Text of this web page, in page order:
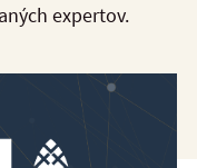
expertov.